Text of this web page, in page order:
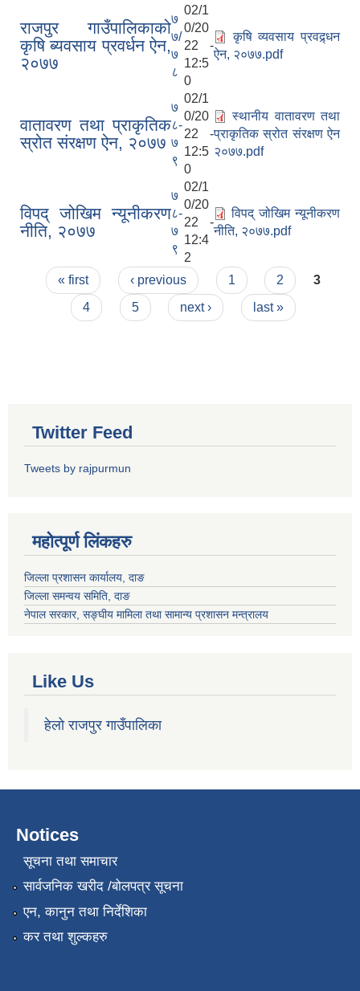
राजपुर गाउँपालिकाको
कृषि ब्यवसाय प्रवर्धन ऐन,
२०७७
७
७/
७
८
02/1
0/20
22 -
12:5
0
कृषि व्यवसाय प्रवद्र्धन
ऐन, २०७७.pdf
वातावरण तथा प्राकृतिक
स्रोत संरक्षण ऐन, २०७७
७
८-
७
९
02/1
0/20
22 -
12:5
0
स्थानीय वातावरण तथा
प्राकृतिक स्रोत संरक्षण ऐन
२०७७.pdf
विपद् जोखिम न्यूनीकरण
नीति, २०७७
७
८-
७
९
02/1
0/20
22 -
12:4
2
विपद् जोखिम न्यूनीकरण
नीति, २०७७.pdf
Pages
« first ‹ previous 1 2
3
4
5 next › last »
Twitter Feed
Tweets by rajpurmun
महोत्पूर्ण लिंकहरु
जिल्ला प्रशासन कार्यालय, दाङ
जिल्ला समन्वय समिति, दाङ
नेपाल सरकार, सङ्घीय मामिला तथा सामान्य प्रशासन मन्त्रालय
Like Us
हेलो राजपुर गाउँपालिका
Notices
सूचना तथा समाचार
सार्वजनिक खरीद /बोलपत्र सूचना
एन, कानुन तथा निर्देशिका
कर तथा शुल्कहरु